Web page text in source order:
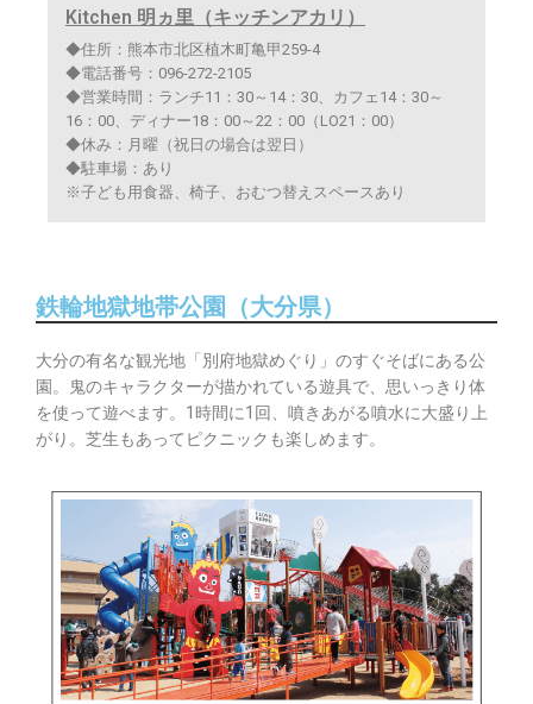
Kitchen 明ヵ里（キッチンアカリ）
◆住所：熊本市北区植木町亀甲259-4
◆電話番号：096-272-2105
◆営業時間：ランチ11：30～14：30、カフェ14：30～
16：00、ディナー18：00～22：00（LO21：00）
◆休み：月曜（祝日の場合は翌日）
◆駐車場：あり
※子ども用食器、椅子、おむつ替えスペースあり
鉄輪地獄地帯公園（大分県）
大分の有名な観光地「別府地獄めぐり」のすぐそばにある公
園。鬼のキャラクターが描かれている遊具で、思いっきり体
を使って遊べます。1時間に1回、噴きあがる噴水に大盛り上
がり。芝生もあってピクニックも楽しめます。